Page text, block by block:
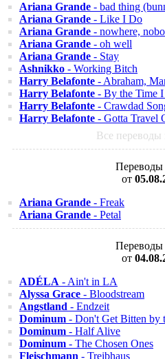
Ariana Grande - bad thing
Ariana Grande - Like I Do
Ariana Grande - nowhere,
Ariana Grande - oh well
Ariana Grande - Stay
Ashnikko - Working Bitch
Harry Belafonte - Abraham,
Harry Belafonte - By the Time
Harry Belafonte - Crawdad
Harry Belafonte - Gotta Travel
Все переводы
Переводы
от
Ariana Grande - Freak
Ariana Grande - Petal
Переводы
от
ADÉLA - Ain't in LA
Alyssa Grace - Bloodstream
Angstland - Endzeit
Dominum - Don't Get Bitten by
Dominum - Half Alive
Dominum - The Chosen Ones
Fleischmann - Treibhaus